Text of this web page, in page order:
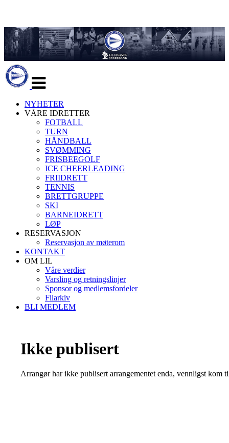
navigasjon
NYHETER
VÅRE IDRETTER
FOTBALL
TURN
HÅNDBALL
SVØMMING
FRISBEEGOLF
ICE CHEERLEADING
FRIIDRETT
TENNIS
BRETTGRUPPE
SKI
BARNEIDRETT
LØP
RESERVASJON
Reservasjon av møterom
KONTAKT
OM LIL
Våre verdier
Varsling og retningslinjer
Sponsor og medlemsfordeler
Filarkiv
BLI MEDLEM
Ikke publisert
Arrangør har ikke publisert arrangementet enda, vennligst kom